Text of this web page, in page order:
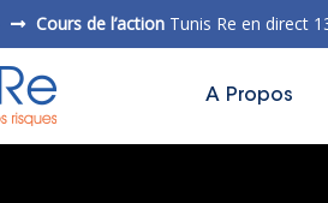
Cours de l’action Tunis Re en direct
A Propos